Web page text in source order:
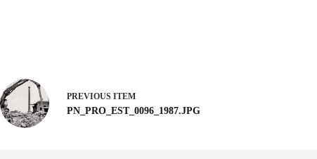
PREVIOUS ITEM
PN_PRO_EST_0096_1987.JPG